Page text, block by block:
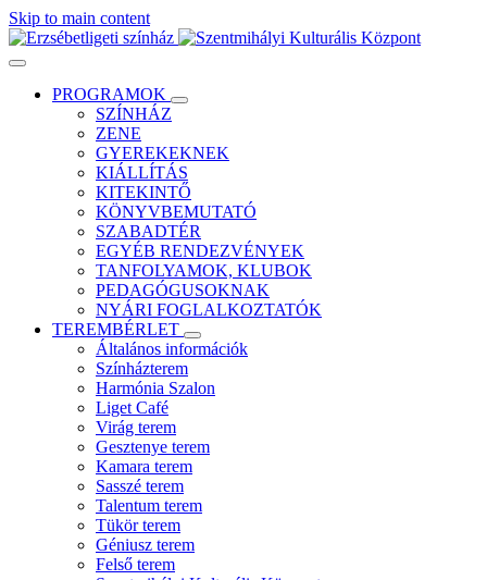
Skip to main content
PROGRAMOK
SZÍNHÁZ
ZENE
GYEREKEKNEK
KIÁLLÍTÁS
KITEKINTŐ
KÖNYVBEMUTATÓ
SZABADTÉR
EGYÉB RENDEZVÉNYEK
TANFOLYAMOK, KLUBOK
PEDAGÓGUSOKNAK
NYÁRI FOGLALKOZTATÓK
TEREMBÉRLET
Általános információk
Színházterem
Harmónia Szalon
Liget Café
Virág terem
Gesztenye terem
Kamara terem
Sasszé terem
Talentum terem
Tükör terem
Géniusz terem
Felső terem